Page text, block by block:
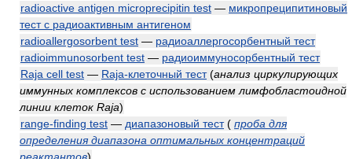
radioactive antigen microprecipitin test — микропреципитиновый
тест с радиоактивным антигеном
radioallergosorbent test — радиоаллергосорбентный тест
radioimmunosorbent test — радиоиммуносорбентный тест
Raja cell test — Raja-клеточный тест (анализ циркулирующих
иммунных комплексов с использованием лимфобластоидной
линии клеток Raja)
range-finding test — диапазоновый тест ( проба для
определения диапазона оптимальных концентраций
реактантов)